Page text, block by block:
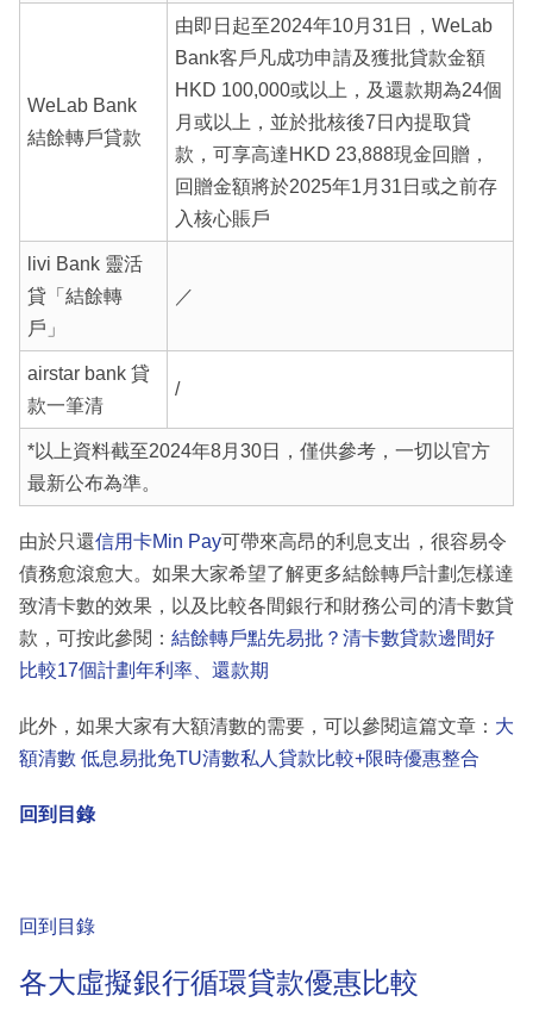
WeLab Bank
結餘轉戶貸款
由即日起至2024年10月31日，WeLab
Bank客戶凡成功申請及獲批貸款金額
HKD 100,000或以上，及還款期為24個
月或以上，並於批核後7日內提取貸
款，可享高達HKD 23,888現金回贈，
回贈金額將於2025年1月31日或之前存
入核心賬戶
livi Bank 靈活
貸「結餘轉
戶」
／
airstar bank 貸
款一筆清
/
*以上資料截至2024年8月30日，僅供參考，一切以官方
最新公布為準。
由於只還信用卡Min Pay可帶來高昂的利息支出，很容易令
債務愈滾愈大。如果大家希望了解更多結餘轉戶計劃怎樣達
致清卡數的效果，以及比較各間銀行和財務公司的清卡數貸
款，可按此參閱： 結餘轉戶點先易批？清卡數貸款邊間好
比較17個計劃年利率、還款期
此外，如果大家有大額清數的需要，可以參閱這篇文章： 大
額清數 低息易批免TU清數私人貸款比較+限時優惠整合
回到目錄
回到目錄
各大虛擬銀行循環貸款優惠比較